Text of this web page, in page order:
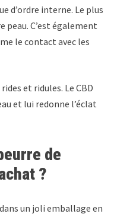
d’ordre interne. Le plus
peau. C’est également
le contact avec les
et ridules. Le CBD
et lui redonne l’éclat
de
?
un joli emballage en